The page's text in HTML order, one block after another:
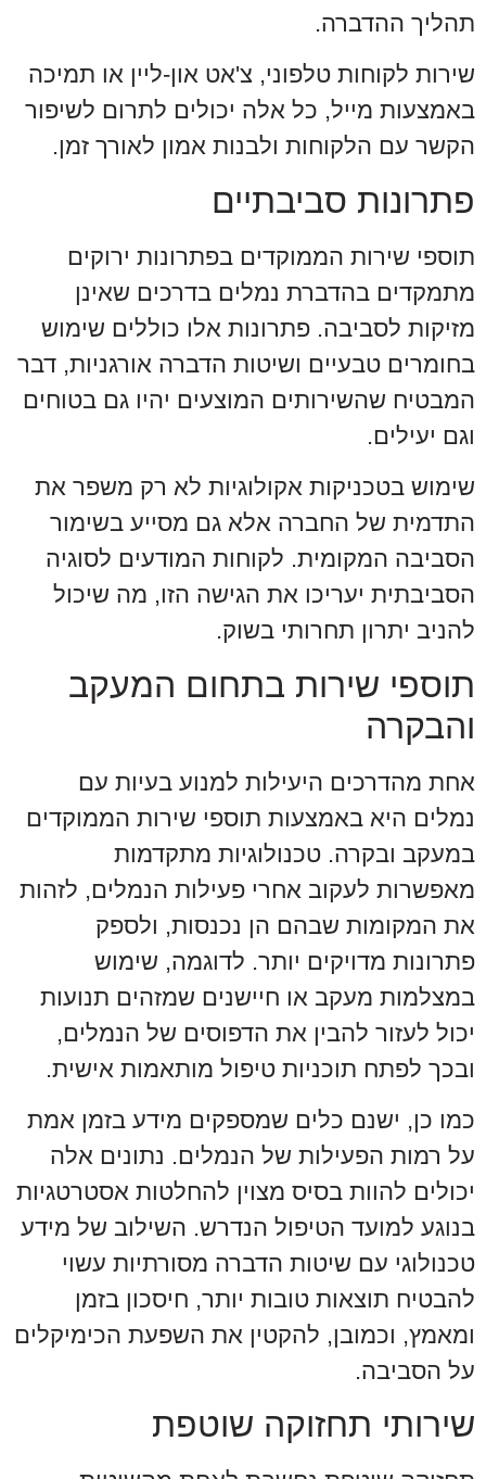
תהליך ההדברה.
שירות לקוחות טלפוני, צ'אט און-ליין או תמיכה
באמצעות מייל, כל אלה יכולים לתרום לשיפור
הקשר עם הלקוחות ולבנות אמון לאורך זמן.
פתרונות סביבתיים
תוספי שירות הממוקדים בפתרונות ירוקים
מתמקדים בהדברת נמלים בדרכים שאינן
מזיקות לסביבה. פתרונות אלו כוללים שימוש
בחומרים טבעיים ושיטות הדברה אורגניות, דבר
המבטיח שהשירותים המוצעים יהיו גם בטוחים
וגם יעילים.
שימוש בטכניקות אקולוגיות לא רק משפר את
התדמית של החברה אלא גם מסייע בשימור
הסביבה המקומית. לקוחות המודעים לסוגיה
הסביבתית יעריכו את הגישה הזו, מה שיכול
להניב יתרון תחרותי בשוק.
תוספי שירות בתחום המעקב
והבקרה
אחת מהדרכים היעילות למנוע בעיות עם
נמלים היא באמצעות תוספי שירות הממוקדים
במעקב ובקרה. טכנולוגיות מתקדמות
מאפשרות לעקוב אחרי פעילות הנמלים, לזהות
את המקומות שבהם הן נכנסות, ולספק
פתרונות מדויקים יותר. לדוגמה, שימוש
במצלמות מעקב או חיישנים שמזהים תנועות
יכול לעזור להבין את הדפוסים של הנמלים,
ובכך לפתח תוכניות טיפול מותאמות אישית.
כמו כן, ישנם כלים שמספקים מידע בזמן אמת
על רמות הפעילות של הנמלים. נתונים אלה
יכולים להוות בסיס מצוין להחלטות אסטרטגיות
בנוגע למועד הטיפול הנדרש. השילוב של מידע
טכנולוגי עם שיטות הדברה מסורתיות עשוי
להבטיח תוצאות טובות יותר, חיסכון בזמן
ומאמץ, וכמובן, להקטין את השפעת הכימיקלים
על הסביבה.
שירותי תחזוקה שוטפת